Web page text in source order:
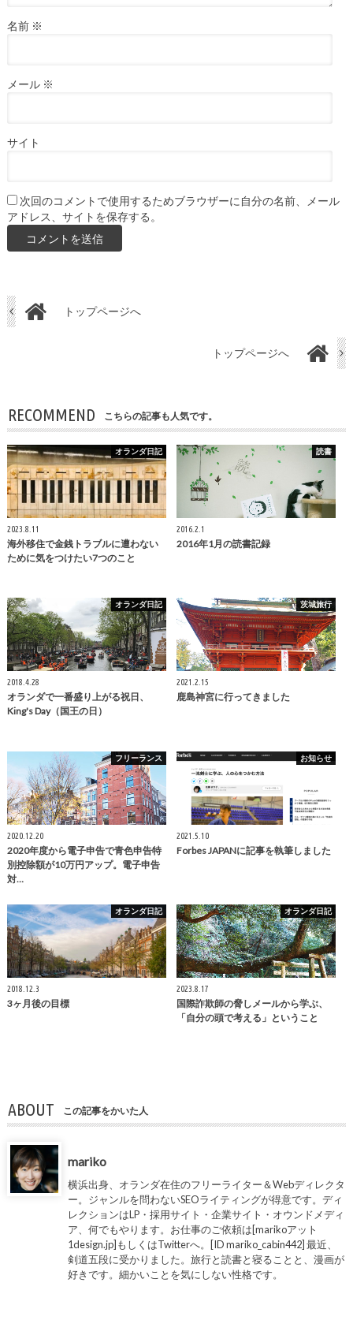
名前 ※
メール ※
サイト
次回のコメントで使用するためブラウザーに自分の名前、メール
アドレス、サイトを保存する。
トップページへ
トップページへ
RECOMMEND こちらの記事も人気です。
オランダ日記
2023.8.11
海外移住で金銭トラブルに遭わない
ために気をつけたい7つのこと
読書
2016.2.1
2016年1月の読書記録
オランダ日記
2018.4.28
オランダで一番盛り上がる祝日、
King's Day（国王の日）
茨城旅行
2021.2.15
鹿島神宮に行ってきました
フリーランス
2020.12.20
2020年度から電子申告で青色申告特
別控除額が10万円アップ。電子申告
対…
お知らせ
2021.5.10
Forbes JAPANに記事を執筆しました
オランダ日記
2018.12.3
3ヶ月後の目標
オランダ日記
2023.8.17
国際詐欺師の脅しメールから学ぶ、
「自分の頭で考える」ということ
ABOUT この記事をかいた人
mariko
横浜出身、オランダ在住のフリーライター＆Webディレクタ
ー。ジャンルを問わないSEOライティングが得意です。ディ
レクションはLP・採用サイト・企業サイト・オウンドメディ
ア、何でもやります。お仕事のご依頼は[marikoアット
1design.jp]もしくはTwitterへ。[ID mariko_cabin442] 最近、
剣道五段に受かりました。旅行と読書と寝ることと、漫画が
好きです。細かいことを気にしない性格です。